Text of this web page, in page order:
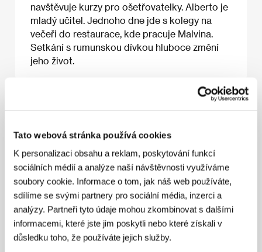
Tato webová stránka používá cookies
K personalizaci obsahu a reklam, poskytování funkcí
sociálních médií a analýze naší návštěvnosti využíváme
soubory cookie. Informace o tom, jak náš web používáte,
sdílíme se svými partnery pro sociální média, inzerci a
analýzy. Partneři tyto údaje mohou zkombinovat s dalšími
informacemi, které jste jim poskytli nebo které získali v
důsledku toho, že používáte jejich služby.
navštěvuje kurzy pro ošetřovatelky. Alberto je
mladý učitel. Jednoho dne jde s kolegy na
večeři do restaurace, kde pracuje Malvina.
Setkání s rumunskou dívkou hluboce změní
jeho život.
91 min / Černobílý, 35 mm
RežieCorso Salani / Scénář Corso Salani, Monica
Rametta/ KameraFabio Zamation/ StřihLuca
Benedetti/ ProducentGianluca Arcopinto/ Výroba
Pablo S. R. L.
/ Hrají
Agnieszka Czekanska, Corso
Salani, Fabio Sabbioni, Gianluca Arcopinto, Monica
Rametta